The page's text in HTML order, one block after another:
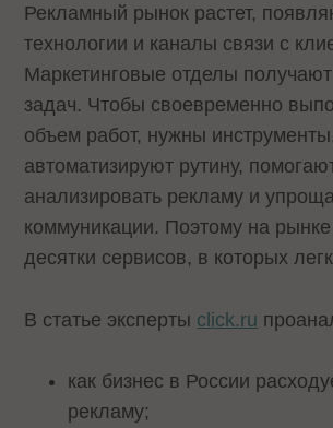
Рекламный рынок растет,
технологии и каналы связи с
Маркетинговые отделы
задач. Чтобы своевременно
объем работ, нужны
автоматизируют рутину,
анализировать рекламу и
коммуникации. Поэтому на
десятки сервисов, в которых
В статье эксперты click.ru
как бизнес в России
рекламу;